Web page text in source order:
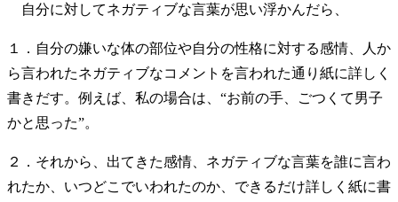
自分に対してネガティブな言葉が思い浮かんだら、
１．自分の嫌いな体の部位や自分の性格に対する感情、人か
ら言われたネガティブなコメントを言われた通り紙に詳しく
書きだす。例えば、私の場合は、“お前の手、ごつくて男子
かと思った”。
２．それから、出てきた感情、ネガティブな言葉を誰に言わ
れたか、いつどこでいわれたのか、できるだけ詳しく紙に書